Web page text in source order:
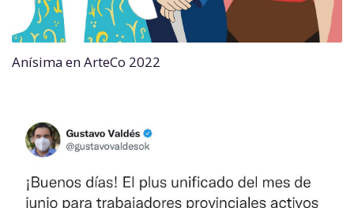
Anísima en ArteCo 2022